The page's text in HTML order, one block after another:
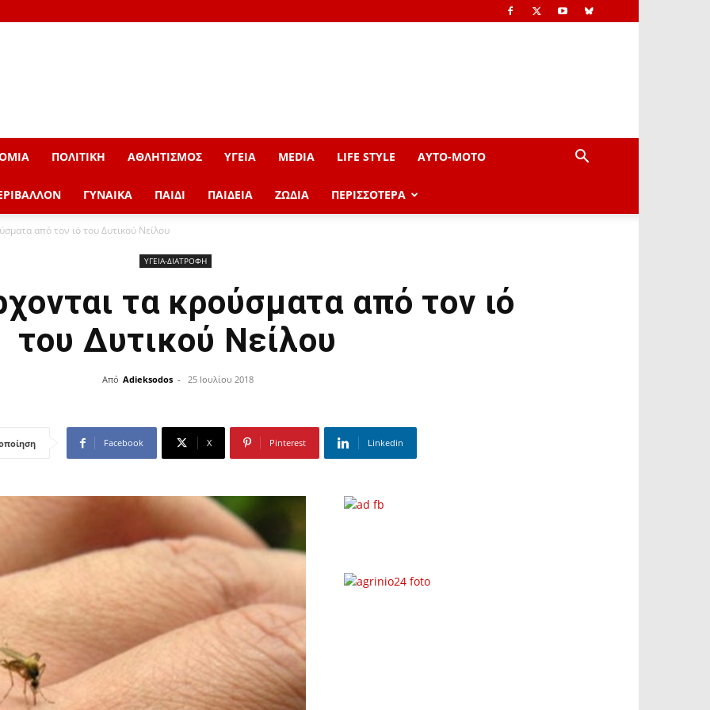
ΠΟΛΙΤΙΚΗ ΑΘΛΗΤΙΣΜΟΣ ΥΓΕΙΑ MEDIA LIFE STYLE AYTO-ΜOTO
ΓΥΝΑΙΚΑ ΠΑΙΔΙ ΠΑΙΔΕΙΑ ΖΩΔΙΑ ΠΕΡΙΣΣΟΤΕΡΑ
από τον ιό του Δυτικού Νείλου
ΥΓΕΙΑ-ΔΙΑΤΡΟΦΗ
τα κρούσματα από τον ιό
του Δυτικού Νείλου
Από Adieksodos - 25 Ιουλίου 2018
Facebook X Pinterest Linkedin